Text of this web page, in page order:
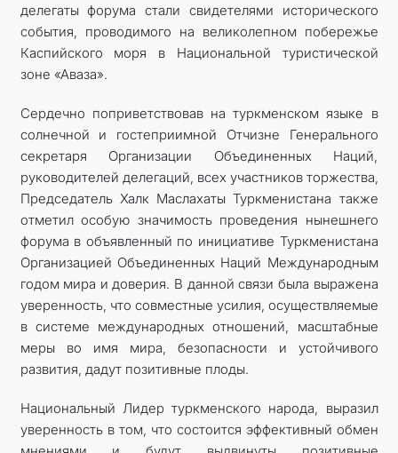
делегаты форума стали свидетелями исторического
события, проводимого на великолепном побережье
Каспийского моря в Национальной туристической
зоне «Аваза».
Сердечно поприветствовав на туркменском языке в
солнечной и гостеприимной Отчизне Генерального
секретаря Организации Объединенных Наций,
руководителей делегаций, всех участников торжества,
Председатель Халк Маслахаты Туркменистана также
отметил особую значимость проведения нынешнего
форума в объявленный по инициативе Туркменистана
Организацией Объединенных Наций Международным
годом мира и доверия. В данной связи была выражена
уверенность, что совместные усилия, осуществляемые
в системе международных отношений, масштабные
меры во имя мира, безопасности и устойчивого
развития, дадут позитивные плоды.
Национальный Лидер туркменского народа, выразил
уверенность в том, что состоится эффективный обмен